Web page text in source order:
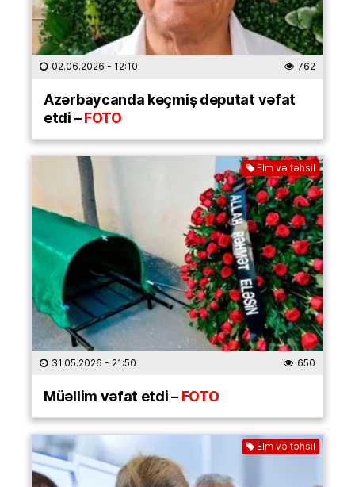
02.06.2026 - 12:10 762
Azərbaycanda keçmiş deputat vəfat
etdi –FOTO
Elm və təhsil
31.05.2026 - 21:50 650
Müəllim vəfat etdi –FOTO
Elm və təhsil